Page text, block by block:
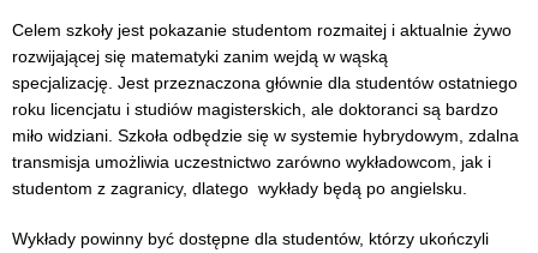
Celem szkoły jest pokazanie studentom rozmaitej i aktualnie żywo
rozwijającej się matematyki zanim wejdą w wąską
specjalizację. Jest przeznaczona głównie dla studentów ostatniego
roku licencjatu i studiów magisterskich, ale doktoranci są bardzo
miło widziani. Szkoła odbędzie się w systemie hybrydowym, zdalna
transmisja umożliwia uczestnictwo zarówno wykładowcom, jak i
studentom z zagranicy, dlatego wykłady będą po angielsku.
Wykłady powinny być dostępne dla studentów, którzy ukończyli